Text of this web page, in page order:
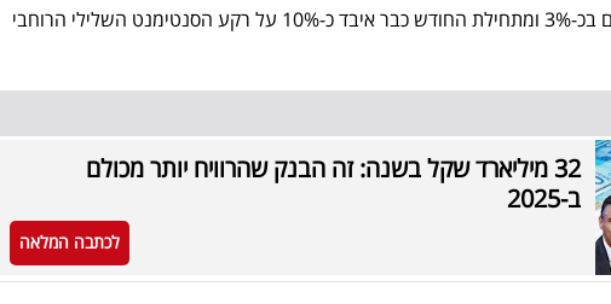
עם זאת, מדד הבנקים יורד היום בכ-3% ומתחילת החודש כבר איבד כ-10% על רקע הסנטימנט השלילי הרוחבי
32 מיליארד שקל בשנה: זה הבנק שהרוויח יותר מכולם
ב-2025
לכתבה המלאה